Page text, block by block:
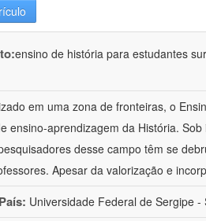
ensino de história para estudantes
em uma zona de fronteiras, o
ensino-aprendizagem da História.
desse campo têm se
Apesar da valorização e
Universidade Federal de Sergipe -